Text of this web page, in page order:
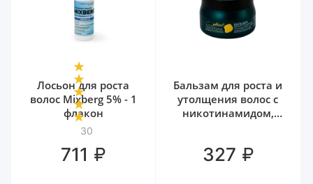
30
Лосьон для роста
волос Mixberg 5% - 1
флакон
711 ₽
Бальзам для роста и
утолщения волос с
никотинамидом,
300 мл
327 ₽